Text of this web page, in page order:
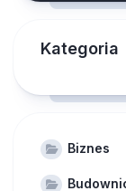
Kategoria
Biznes